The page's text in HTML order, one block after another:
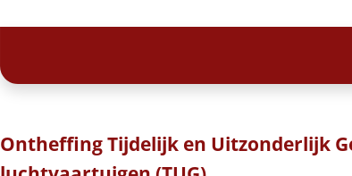
Ontheffing Tijdelijk en Uitzonderlijk